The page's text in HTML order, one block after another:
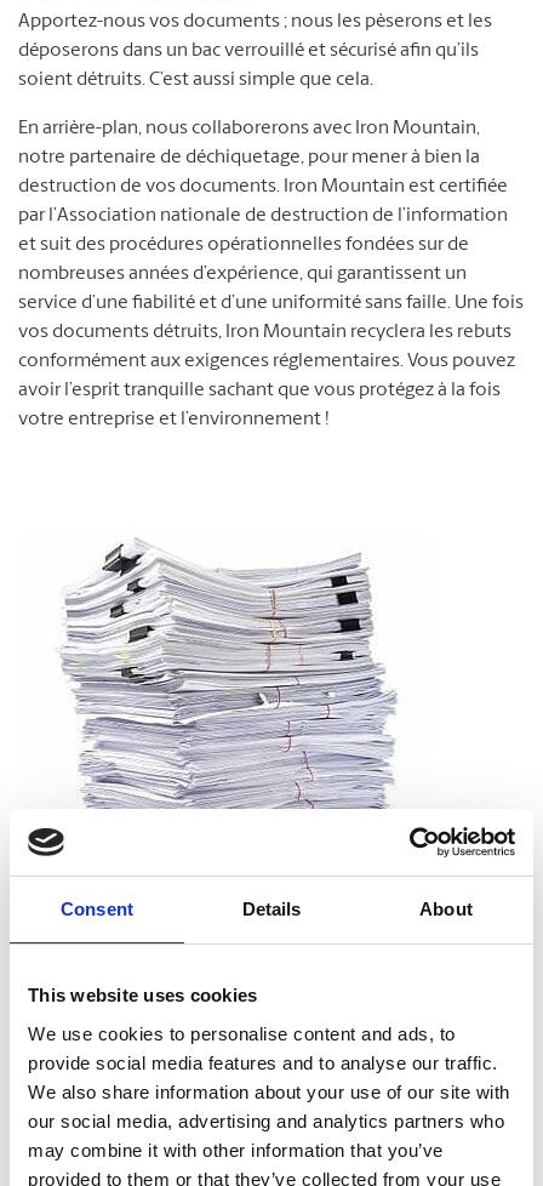
Consent Details About
This website uses cookies
We use cookies to personalise content and ads, to
provide social media features and to analyse our traffic.
We also share information about your use of our site with
our social media, advertising and analytics partners who
may combine it with other information that you’ve
provided to them or that they’ve collected from your use
Apportez-nous vos documents ; nous les pèserons et les
déposerons dans un bac verrouillé et sécurisé afin qu’ils
soient détruits. C’est aussi simple que cela.
En arrière-plan, nous collaborerons avec Iron Mountain,
notre partenaire de déchiquetage, pour mener à bien la
destruction de vos documents. Iron Mountain est certifiée
par l’Association nationale de destruction de l’information
et suit des procédures opérationnelles fondées sur de
nombreuses années d’expérience, qui garantissent un
service d’une fiabilité et d’une uniformité sans faille. Une fois
vos documents détruits, Iron Mountain recyclera les rebuts
conformément aux exigences réglementaires. Vous pouvez
avoir l’esprit tranquille sachant que vous protégez à la fois
votre entreprise et l’environnement !
Vous pouvez déchiqueter tous les types de papier, dont le
papier d’impression, les reçus, les notes et les sorties
d’imprimante. Et vous n’avez pas à vous soucier de retirer les
agrafes, les trombones ou les chemises. Nous acceptons les
documents tels qu’ils sont.